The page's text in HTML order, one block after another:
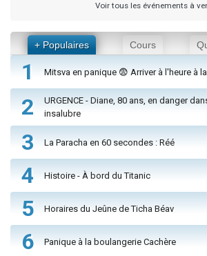
Voir tous les événements à
+ Populaires Cours
1 Mitsva en panique 😨 Arriver à l'heure à
2
URGENCE - Diane, 80 ans, en danger
insalubre
3 La Paracha en 60 secondes : Réé
4 Histoire - À bord du Titanic
5 Horaires du Jeûne de Ticha Béav
6 Panique à la boulangerie Cachère